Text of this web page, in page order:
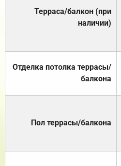
Терраса/балкон (при
наличии)
Отделка потолка террасы/
балкона
Пол террасы/балкона